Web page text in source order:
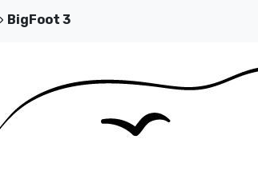
BigFoot 3